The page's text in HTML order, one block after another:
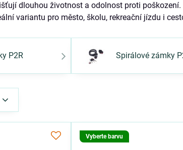
dlouhou životnost a odolnost proti
variantu pro město, školu, rekreační jízdu i
P2R Spirálové zámky
Vyberte barvu